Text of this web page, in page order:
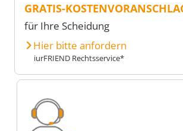
GRATIS-
für Ihre Scheidung
Hier bitte anfordern
iurFRIEND Rechtsservice*